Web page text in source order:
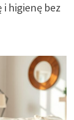
higienę bez